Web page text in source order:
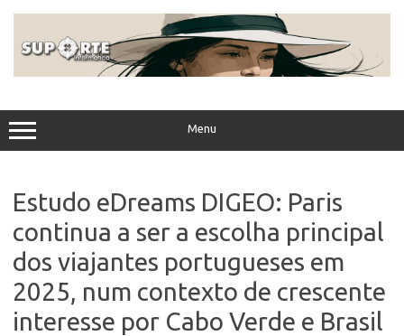
Menu
Estudo eDreams DIGEO: Paris
continua a ser a escolha principal
dos viajantes portugueses em
2025, num contexto de crescente
interesse por Cabo Verde e Brasil